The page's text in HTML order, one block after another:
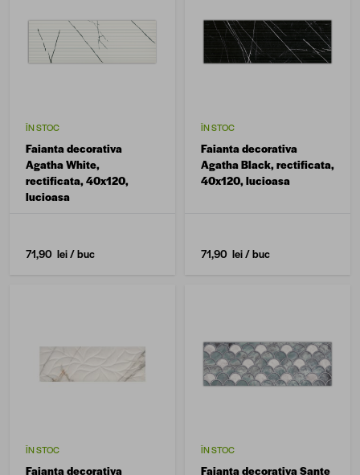
ÎN STOC
Faianta decorativa
Agatha White,
rectificata, 40x120,
lucioasa
71,90 lei/ buc
ÎN STOC
Faianta decorativa
Agatha Black, rectificata,
40x120, lucioasa
71,90 lei/ buc
ÎN STOC
Faianta decorativa
ÎN STOC
Faianta decorativa Sante